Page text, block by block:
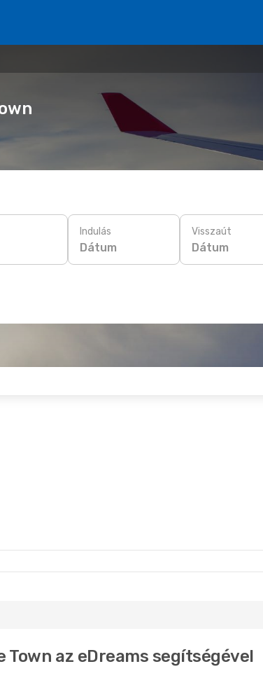
Indulás
Dátum
Visszaút
Dátum
Town az eDreams segítségével